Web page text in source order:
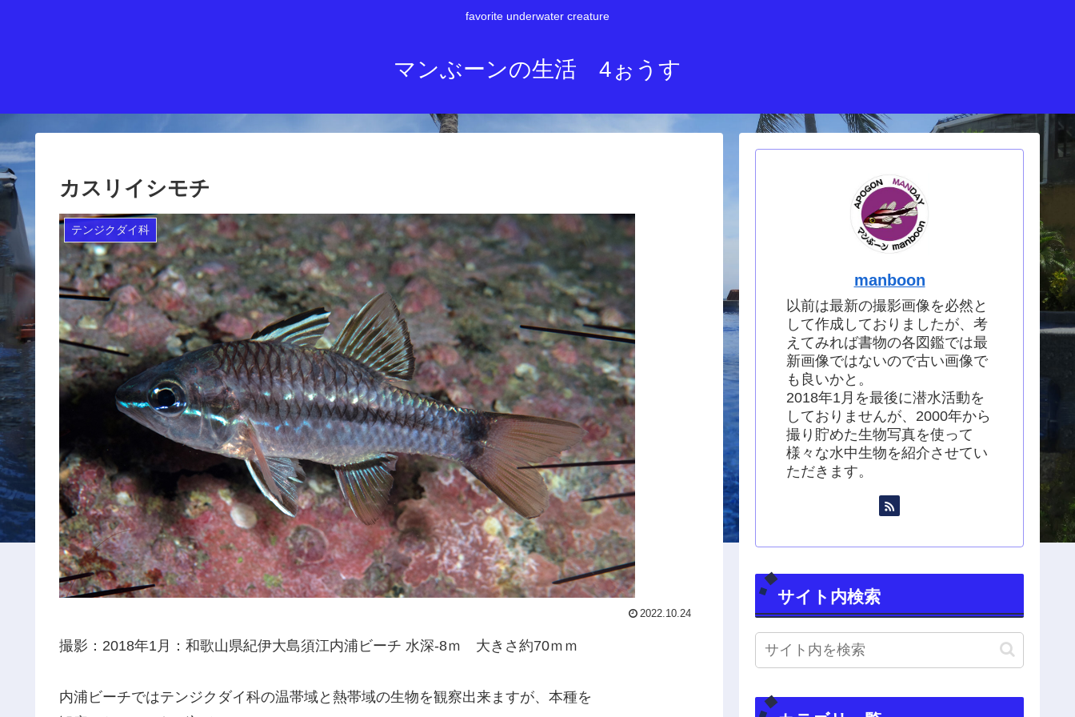
favorite underwater creature
マンぶーンの生活 4ぉうす
カスリイシモチ
テンジクダイ科
2022.10.24
撮影：2018年1月：和歌山県紀伊大島須江内浦ビーチ 水深-8ｍ 大きさ約70ｍｍ
内浦ビーチではテンジクダイ科の温帯域と熱帯域の生物を観察出来ますが、本種を
manboon
以前は最新の撮影画像を必然と
して作成しておりましたが、考
えてみれば書物の各図鑑では最
新画像ではないので古い画像で
も良いかと。
2018年1月を最後に潜水活動を
しておりませんが、2000年から
撮り貯めた生物写真を使って
様々な水中生物を紹介させてい
ただきます。
サイト内検索